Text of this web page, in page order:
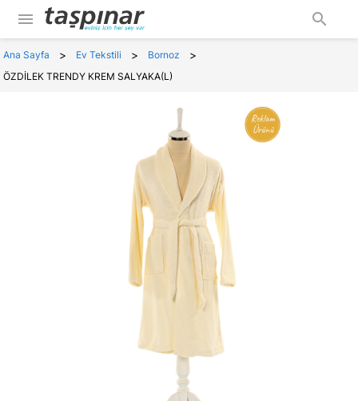
menu search
Ana Sayfa > Ev Tekstili > Bornoz >
ÖZDİLEK TRENDY KREM SALYAKA(L)